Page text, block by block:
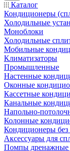
Каталог
Кондиционеры
Холодильные
Моноблоки
Холодильные
Мобильные
Климатизаторы
Промышленные
Настенные
Оконные
Кассетные
Канальные
Напольно-
Колонные
Кондиционеры без
Аксессуары для
Помпы дренажные